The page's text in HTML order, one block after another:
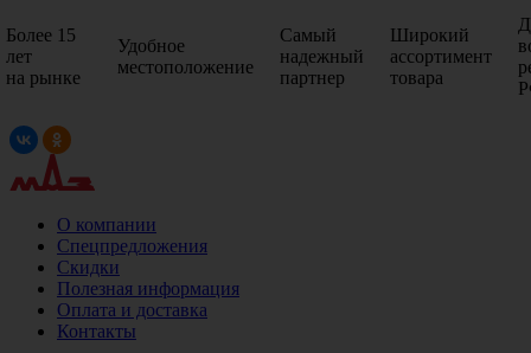
Более 15
лет
на рынке
Удобное
местоположение
Самый
надежный
партнер
Широкий
ассортимент
товара
О компании
Спецпредложения
Скидки
Полезная информация
Оплата и доставка
Контакты